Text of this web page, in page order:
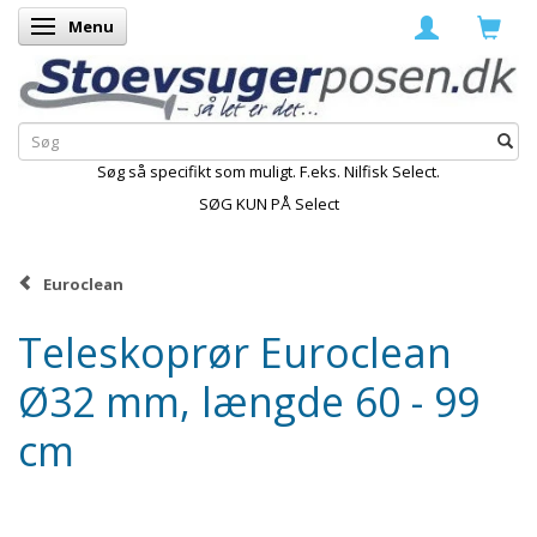
Skifte navigation
Menu
Søg så specifikt som muligt. F.eks. Nilfisk Select.
SØG KUN PÅ Select
Euroclean
Teleskoprør Euroclean
Ø32 mm, længde 60 - 99
cm